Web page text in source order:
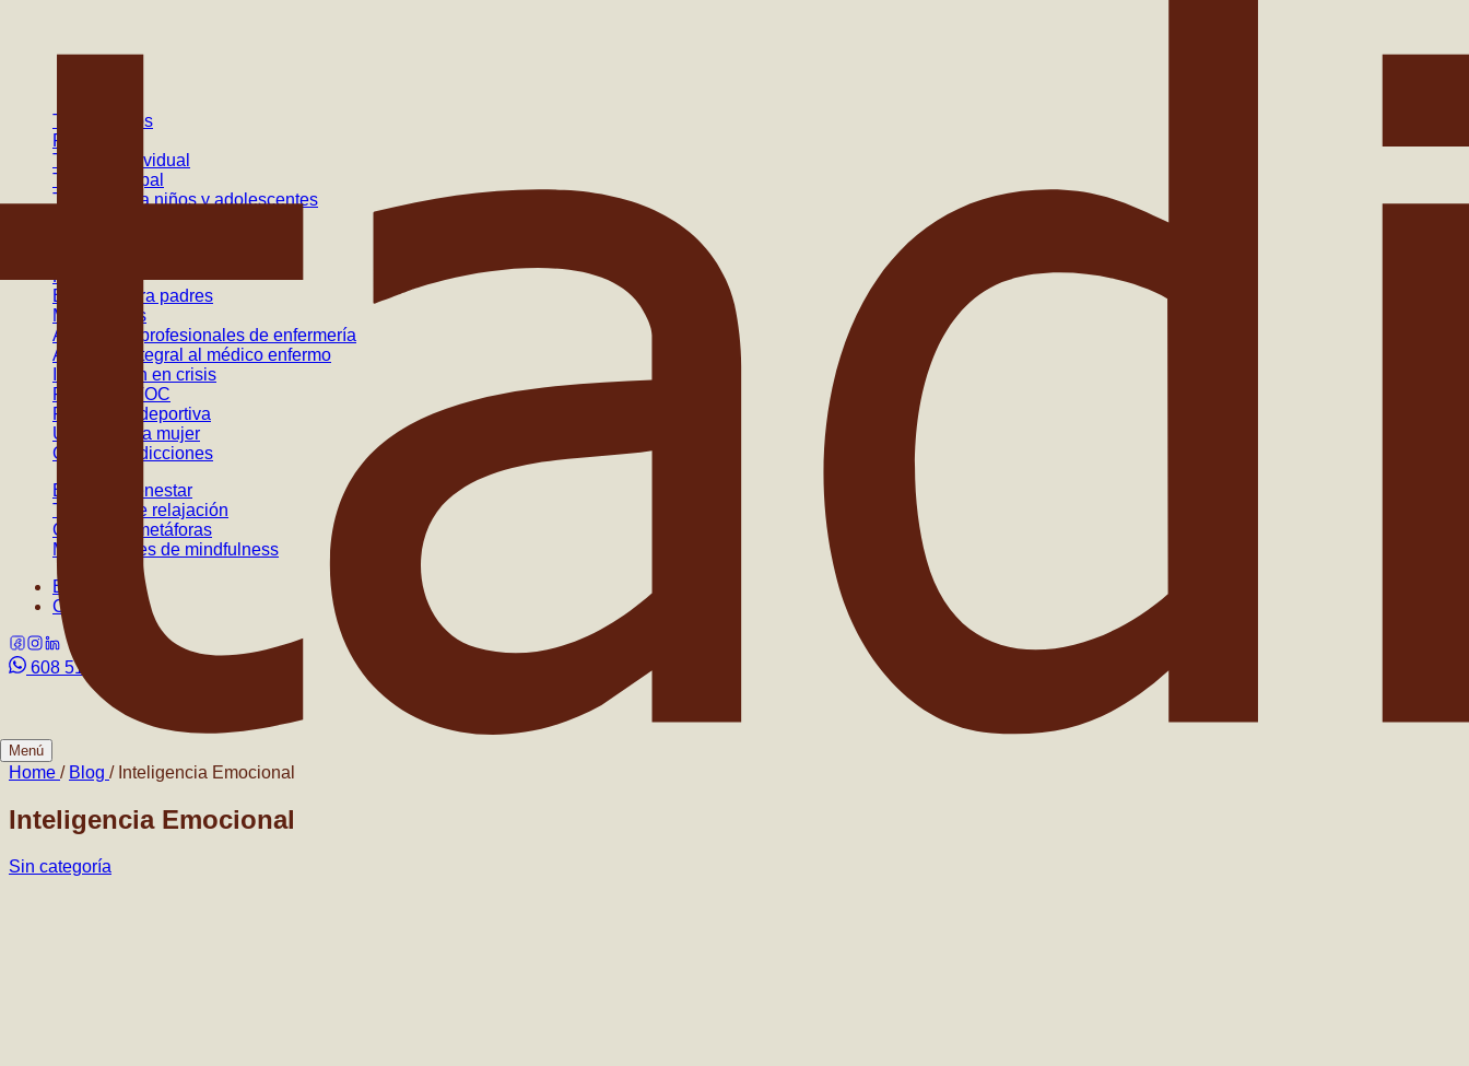
Menú
Tratamientos
Psiquiatría
Terapia individual
Terapia grupal
Terapia para niños y adolescentes
Programas
Escuela para padres
Mindfulness
Atención a profesionales de enfermería
Atención integral al médico enfermo
Intervención en crisis
Programa TOC
Psicología deportiva
Unidad de la mujer
Grupo de adicciones
Espacio bienestar
Técnicas de relajación
Cuentos y metáforas
Meditaciones de mindfulness
El centro
Contacto
608 51 82 71
Home / Blog / Inteligencia Emocional
Inteligencia Emocional
Sin categoría